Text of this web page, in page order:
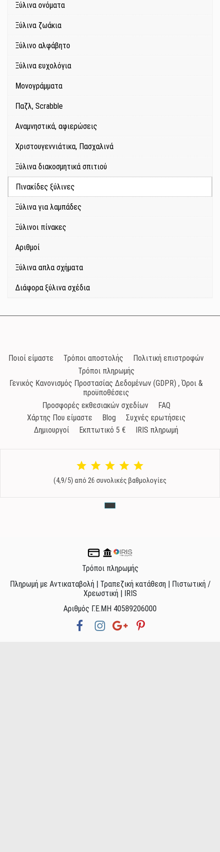
Ξύλινα ονόματα
Ξύλινα ζωάκια
Ξύλινο αλφάβητο
Ξύλινα ευχολόγια
Μονογράμματα
Παζλ, Scrabble
Αναμνηστικά, αφιερώσεις
Χριστουγεννιάτικα, Πασχαλινά
Ξύλινα διακοσμητικά σπιτιού
Πινακίδες ξύλινες
Ξύλινα για λαμπάδες
Ξύλινοι πίνακες
Αριθμοί
Ξύλινα απλα σχήματα
Διάφορα ξύλινα σχέδια
Ποιοί είμαστε Τρόποι αποστολής
Πολιτική επιστροφών
Τρόποι πληρωμής
Γενικός Κανονισμός Προστασίας Δεδομένων (GDPR) , Όροι &
προϋποθέσεις
Προσφορές εκθεσιακών σχεδίων
FAQ
Χάρτης Που είμαστε
Blog
Συχνές ερωτήσεις
Δημιουργοί
Εκπτωτικό 5 € IRIS πληρωμή
(4,9/5) από 26 συνολικές βαθμολογίες
Τρόποι πληρωμής
Πληρωμή με Αντικαταβολή | Τραπεζική κατάθεση | Πιστωτική /
Χρεωστική | IRIS
Αριθμός Γ.Ε.ΜΗ 40589206000